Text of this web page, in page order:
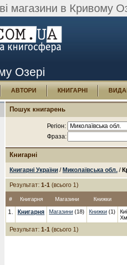
магазини в Кривому
Озері
АВТОРИ КНИГАРНІ
Пошук книгарень
Регіон:
Фраза:
Книгарні
Книгарні України / Миколаївська обл. /
Результат: 1-1 (всього 1)
# Книгарня Магазини Книжки
1. Книгарня Магазини (18) Книжки (1)
Результат: 1-1 (всього 1)